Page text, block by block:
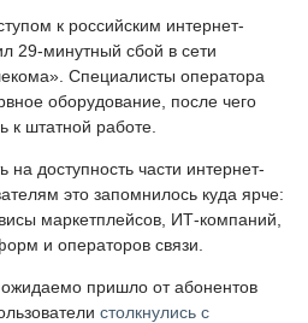
к российским интернет-
29-минутный сбой в сети
Специалисты оператора
оборудование, после чего
к штатной работе.
доступность части интернет-
это запомнилось куда ярче:
маркетплейсов, ИТ-компаний,
и операторов связи.
пришло от абонентов
столкнулись с